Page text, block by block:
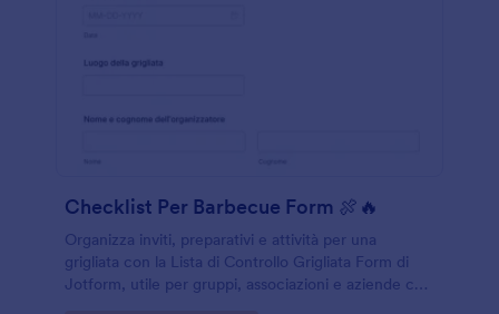
Checklist Per Barbecue Form 🍖🔥
Organizza inviti, preparativi e attività per una
grigliata con la Lista di Controllo Grigliata Form di
Jotform, utile per gruppi, associazioni e aziende che